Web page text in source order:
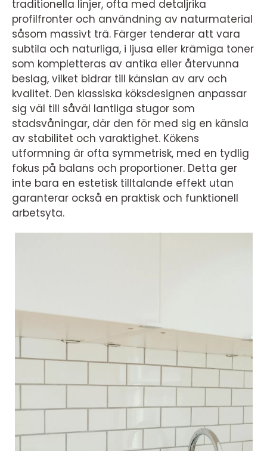
traditionella linjer, ofta med detaljrika
profilfronter och användning av naturmaterial
såsom massivt trä. Färger tenderar att vara
subtila och naturliga, i ljusa eller krämiga toner
som kompletteras av antika eller återvunna
beslag, vilket bidrar till känslan av arv och
kvalitet. Den klassiska köksdesignen anpassar
sig väl till såväl lantliga stugor som
stadsvåningar, där den för med sig en känsla
av stabilitet och varaktighet. Kökens
utformning är ofta symmetrisk, med en tydlig
fokus på balans och proportioner. Detta ger
inte bara en estetisk tilltalande effekt utan
garanterar också en praktisk och funktionell
arbetsyta.